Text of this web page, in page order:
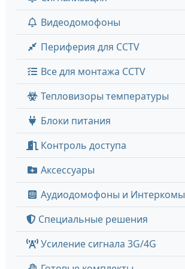
Видеодомофоны
Периферия для CCTV
Все для монтажа CCTV
Тепловизоры температуры
Блоки питания
Контроль доступа
Аксессуары
Аудиодомофоны и Интеркомы
Специальные решения
Усиление сигнала 3G/4G